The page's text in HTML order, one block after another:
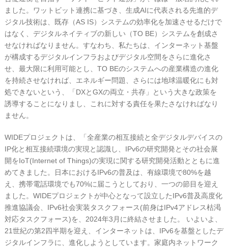
ました。ワットビット連携に基づき、生成AIに代表される先進的デ
ジタル技術は、既存（AS IS）システムの効率化を加速させるだけで
はなく、デジタルネイティブの新しい（TO BE）システムを創成さ
せなければなりません。すなわち、私たちは、インターネット基盤
が構成するデジタルインフラおよびデジタル空間をさらに進化さ
せ、最大限に利用可能とし、TO BEのシステムへの産業構造の進化
を持続させなければ、エネルギー問題、さらには地球温暖化にも対
処できないという、「DXとGXの両立・共存」という大きな政策を
誘導することになりまし、これに対する責任を果たさなければなり
ません。
WIDEプロジェクトは、「全産業の相互接続と全デジタルデバイスの
IP化と相互接続環境の実現と認識し、IPv6の研究開発とその社会展
開をIoT(Internet of Things)の実現に関する研究開発活動とともに進
めてきました。日本におけるIPv6の普及は、有線環境で80%を越
え、携帯電話環境でも70%に届こうとしており、一つの節目を迎え
ました。WIDEプロジェクトが中心となって設立したIPv6普及高度化
推進協議会、IPv6社会実装タスクフォース(前身はIPv4アドレス枯渇
対応タスクフォース)を、2024年3月に終結させました。 いよいよ、
21世紀の第2四半期を迎え、インターネットは、IPv6を基盤としたデ
ジタルインフラに、進化しようとしています。家庭内ネットワーク